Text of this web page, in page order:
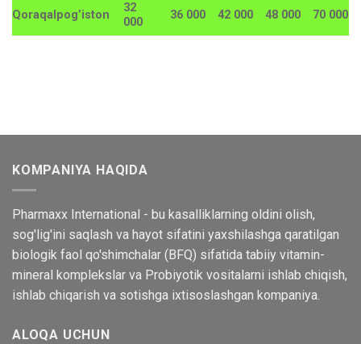
Qoraqalpog’iston
32
000
36 000 42 000 48 000 70 000
KOMPANIYA HAQIDA
Pharmaxx International - bu kasalliklarning oldini olish,
sog'lig'ini saqlash va hayot sifatini yaxshilashga qaratilgan
biologik faol qo'shimchalar (BFQ) sifatida tabiiy vitamin-
mineral komplekslar va Probiyotik vositalarni ishlab chiqish,
ishlab chiqarish va sotishga ixtisoslashgan kompaniya.
ALOQA UCHUN